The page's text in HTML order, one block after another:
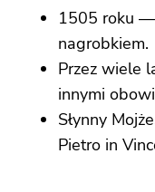
1505 roku —
nagrobkiem.
Przez wiele
innymi
Słynny
Pietro in